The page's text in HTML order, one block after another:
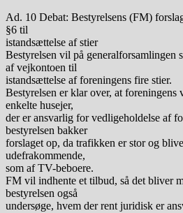
Ad. 10 Debat: Bestyrelsens (FM)
§6 til
istandsættelse af stier
Bestyrelsen vil på generalforsamlingen
af vejkontoen til
istandsættelse af foreningens fire stier.
Bestyrelsen er klar over, at foreningens
enkelte husejer,
der er ansvarlig for vedligeholdelse af
bestyrelsen bakker
forslaget op, da trafikken er stor og
udefrakommende,
som af TV-beboere.
FM vil indhente et tilbud, så det bliver
bestyrelsen også
undersøge, hvem der rent juridisk er